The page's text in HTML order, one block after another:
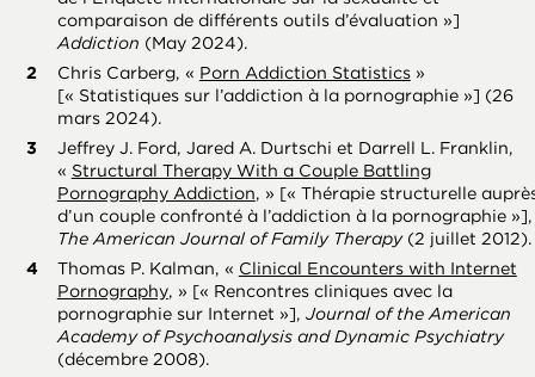
comparaison de différents outils d’évaluation »]
Addiction (May 2024).
Chris Carberg, « Porn Addiction Statistics»
[« Statistiques sur l’addiction à la pornographie »] (26
mars 2024).
Jeffrey J. Ford, Jared A. Durtschi et Darrell L. Franklin,
« Structural Therapy With a Couple Battling
Pornography Addiction, » [« Thérapie structurelle
d’un couple confronté à l’addiction à la pornographie »],
The American Journal of Family Therapy(2 juillet 2012).
Thomas P. Kalman, « Clinical Encounters with Internet
Pornography, » [« Rencontres cliniques avec la
pornographie sur Internet »], Journal of the American
Academy of Psychoanalysis and Dynamic Psychiatry
(décembre 2008).